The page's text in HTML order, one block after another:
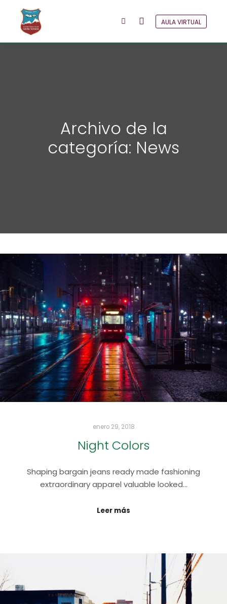
AULA VIRTUAL
Archivo de la
categoría: News
enero 29, 2018
Night Colors
Shaping bargain jeans ready made fashioning
extraordinary apparel valuable looked…
Leer más